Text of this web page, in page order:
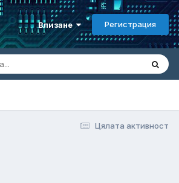
Влизане Регистрация
Цялата активност